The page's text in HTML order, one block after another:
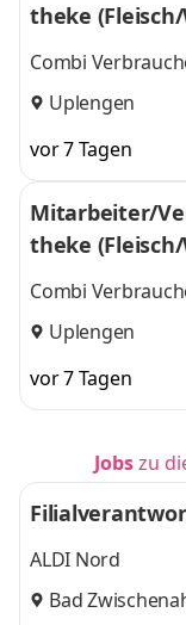
theke
Combi
GmbH & Co. KG
Uplengen
vor 7 Tagen
Mitarbeiter/
theke
Combi
GmbH & Co. KG
Uplengen
vor 7 Tagen
Jobszu
ALDI Nord
Bad